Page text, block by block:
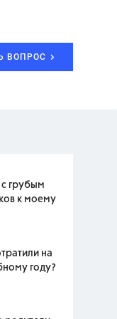
ВОПРОС
с грубым
к моему
на
году?